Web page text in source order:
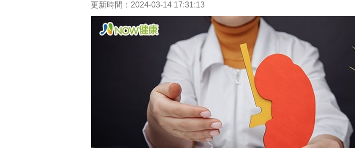
更新時間：2024-03-14 17:31:13